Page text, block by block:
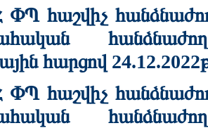
ՓՊ հաշվիչ
հարցով
ՓՊ հաշվիչ